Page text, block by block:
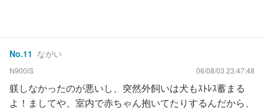
No.11 ながい
N900iS 06/08/03 23:47:48
躾しなかったのが悪いし、突然外飼いは犬もｽﾄﾚｽ蓄まる
よ！ましてや、室内で赤ちゃん抱いてたりするんだから、